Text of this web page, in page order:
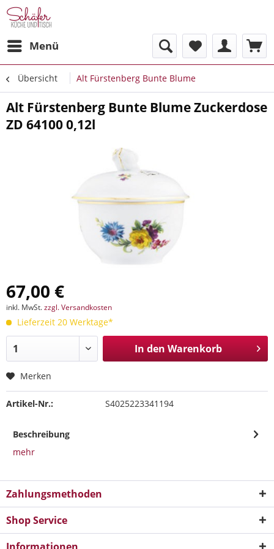
Menü
Übersicht Alt Fürstenberg Bunte Blume
Alt Fürstenberg Bunte Blume Zuckerdose
ZD 64100 0,12l
67,00 €
inkl. MwSt.zzgl. Versandkosten
Lieferzeit 20 Werktage*
In den Warenkorb
Merken
Artikel-Nr.: S4025223341194
Beschreibung
mehr
Zahlungsmethoden
Shop Service